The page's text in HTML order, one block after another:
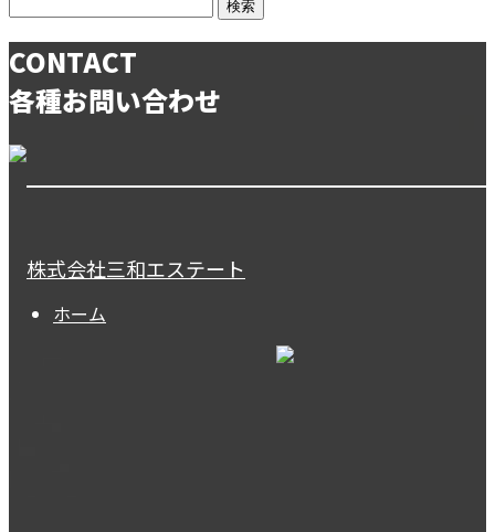
CONTACT
各種お問い合わせ
株式会社三和エステート
ホーム